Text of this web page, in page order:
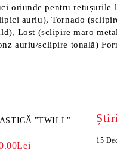
oriunde pentru
auriu), Tornado
Lost (sclipire maro
auriu/sclipire tonală)
ELASTICĂ "TWILL" Știri
15